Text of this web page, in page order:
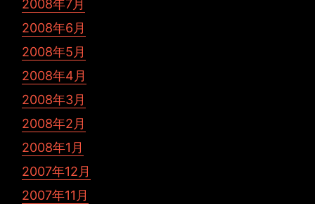
2008年7月
2008年6月
2008年5月
2008年4月
2008年3月
2008年2月
2008年1月
2007年12月
2007年11月